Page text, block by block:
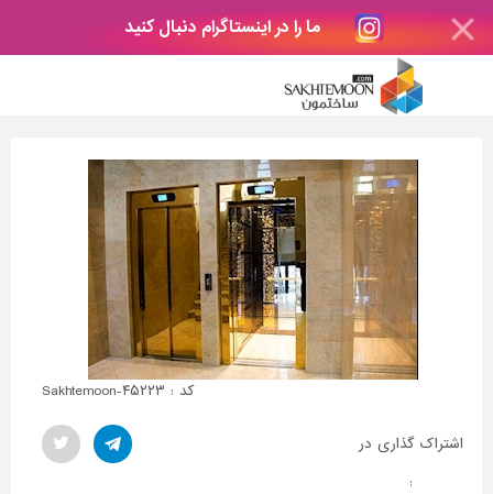
ما را در اینستاگرام دنبال کنید
کد : Sakhtemoon-۴۵۲۲۳
اشتراک گذاری در
: